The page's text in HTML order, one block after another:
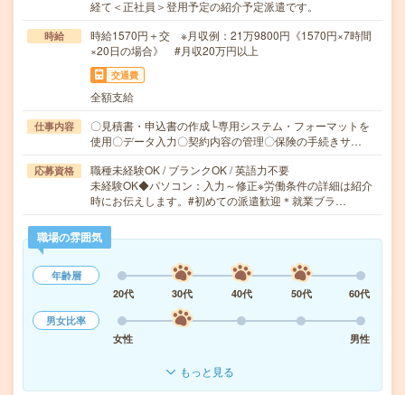
経て＜正社員＞登用予定の紹介予定派遣です。
時給
時給1570円＋交 ※月収例：21万9800円《1570円×7時間
×20日の場合》 #月収20万円以上
交通費
全額支給
仕事内容
〇見積書・申込書の作成└専用システム・フォーマットを
使用〇データ入力〇契約内容の管理〇保険の手続きサ…
応募資格
職種未経験OK / ブランクOK / 英語力不要
未経験OK◆パソコン：入力～修正※労働条件の詳細は紹介
時にお伝えします。#初めての派遣歓迎＊就業ブラ…
職場の雰囲気
年齢層
20代
30代 40代 50代
60代
男女比率
女性
男性
もっと見る